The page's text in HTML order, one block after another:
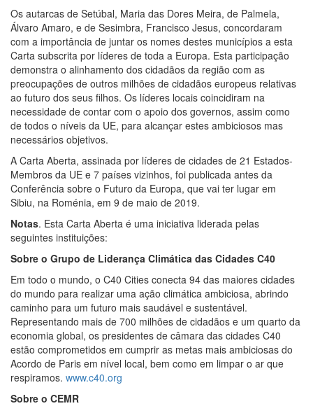
Os autarcas de Setúbal, Maria das Dores Meira, de Palmela,
Álvaro Amaro, e de Sesimbra, Francisco Jesus, concordaram
com a importância de juntar os nomes destes municípios a esta
Carta subscrita por líderes de toda a Europa. Esta participação
demonstra o alinhamento dos cidadãos da região com as
preocupações de outros milhões de cidadãos europeus relativas
ao futuro dos seus filhos. Os líderes locais coincidiram na
necessidade de contar com o apoio dos governos, assim como
de todos o níveis da UE, para alcançar estes ambiciosos mas
necessários objetivos.
A Carta Aberta, assinada por líderes de cidades de 21 Estados-
Membros da UE e 7 países vizinhos, foi publicada antes da
Conferência sobre o Futuro da Europa, que vai ter lugar em
Sibiu, na Roménia, em 9 de maio de 2019.
Notas. Esta Carta Aberta é uma iniciativa liderada pelas
seguintes instituições:
Sobre o Grupo de Liderança Climática das Cidades C40
Em todo o mundo, o C40 Cities conecta 94 das maiores cidades
do mundo para realizar uma ação climática ambiciosa, abrindo
caminho para um futuro mais saudável e sustentável.
Representando mais de 700 milhões de cidadãos e um quarto da
economia global, os presidentes de câmara das cidades C40
estão comprometidos em cumprir as metas mais ambiciosas do
Acordo de Paris em nível local, bem como em limpar o ar que
respiramos. www.c40.org
Sobre o CEMR